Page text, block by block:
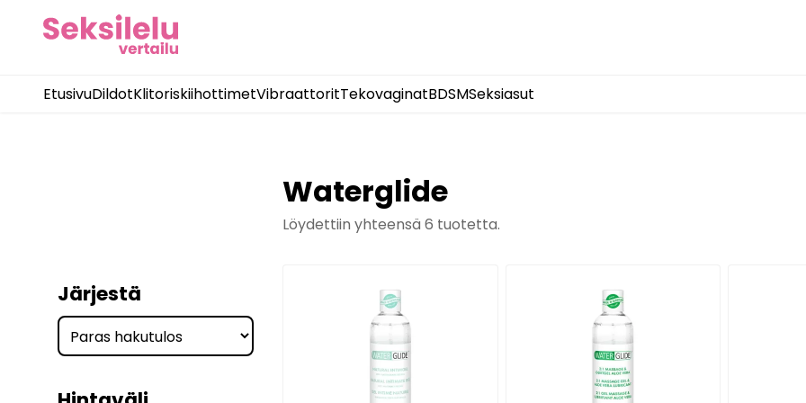
EtusivuDildotKlitoriskiihottimetVibraattoritTekovaginatBDSMSeksiasut
Waterglide
Löydettiin yhteensä 6 tuotetta.
Järjestä